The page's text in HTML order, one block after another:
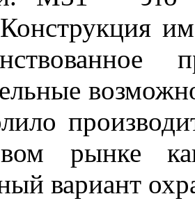
рынке
вариант